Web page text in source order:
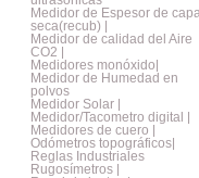
Medidor de Espesor de
seca(recub) |
Medidor de calidad del Aire
CO2 |
Medidores monóxido|
Medidor de Humedad en
polvos
Medidor Solar |
Medidor/Tacometro digital |
Medidores de cuero |
Odómetros topográficos|
Reglas Industriales
Rugosímetros |